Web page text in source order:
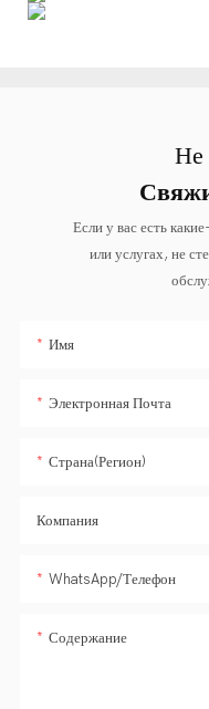
Не
Если у вас есть
или услугах, не
Имя
Электронная Почта
Страна(регион)
Компания
WhatsApp/Телефон
Содержание